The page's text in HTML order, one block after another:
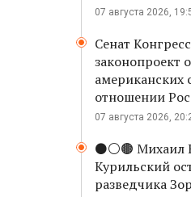
07 августа 2026,
Сенат
законопроект
американских
отношении
07 августа 2026,
⚫️⚪️🟤 Михаил
Курильский
разведчика